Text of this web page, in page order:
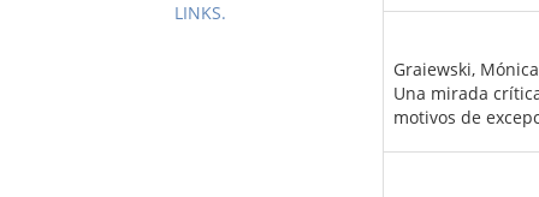
LINKS.
Graiewski,
Una mirada
motivos de